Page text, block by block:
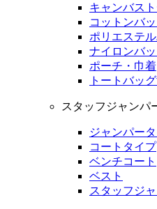
キャンバスト
コットンバ
ポリエステ
ナイロンバ
ポーチ・巾着
トートバッ
スタッフジャンパ
ジャンパー
コートタイプ
ベンチコート
ベスト
スタッフジ